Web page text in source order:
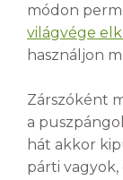
módon
világvége
használjon
Zárszóként
a
hát akkor
párti